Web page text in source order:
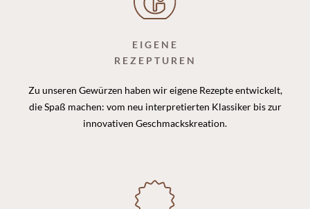
EIGENE
REZEPTUREN
Zu unseren Gewürzen haben wir eigene Rezepte entwickelt,
die Spaß machen: vom neu interpretierten Klassiker bis zur
innovativen Geschmackskreation.